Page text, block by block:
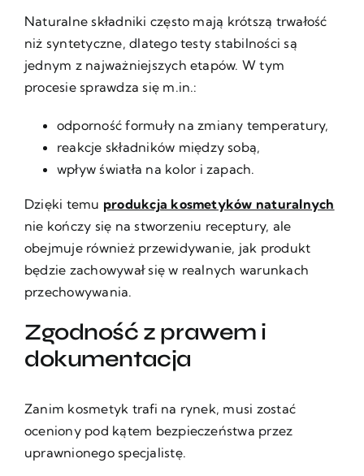
Naturalne składniki często mają krótszą trwałość
niż syntetyczne, dlatego testy stabilności są
jednym z najważniejszych etapów. W tym
procesie sprawdza się m.in.:
odporność formuły na zmiany temperatury,
reakcje składników między sobą,
wpływ światła na kolor i zapach.
Dzięki temu produkcja kosmetyków naturalnych
nie kończy się na stworzeniu receptury, ale
obejmuje również przewidywanie, jak produkt
będzie zachowywał się w realnych warunkach
przechowywania.
Zgodność z prawem i
dokumentacja
Zanim kosmetyk trafi na rynek, musi zostać
oceniony pod kątem bezpieczeństwa przez
uprawnionego specjalistę.